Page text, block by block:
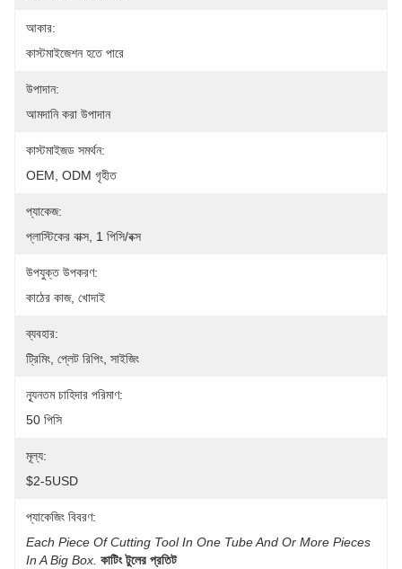
আকার:
কাস্টমাইজেশন হতে পারে
উপাদান:
আমদানি করা উপাদান
কাস্টমাইজড সমর্থন:
OEM, ODM গৃহীত
প্যাকেজ:
প্লাস্টিকের বাক্স, 1 পিসি/বক্স
উপযুক্ত উপকরণ:
কাঠের কাজ, খোদাই
ব্যবহার:
ট্রিমিং, প্লেট রিপিং, সাইজিং
ন্যূনতম চাহিদার পরিমাণ:
50 পিসি
মূল্য:
$2-5USD
প্যাকেজিং বিবরণ:
Each Piece Of Cutting Tool In One Tube And Or More Pieces
In A Big Box. কাটিং টুলের প্রতিট